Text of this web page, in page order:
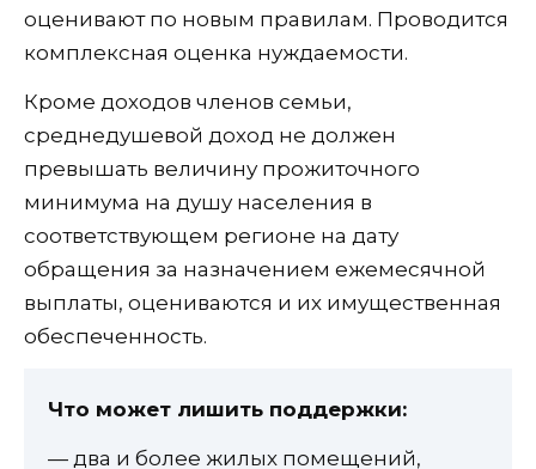
оценивают по новым правилам. Проводится
комплексная оценка нуждаемости.
Кроме доходов членов семьи,
среднедушевой доход не должен
превышать величину прожиточного
минимума на душу населения в
соответствующем регионе на дату
обращения за назначением ежемесячной
выплаты, оцениваются и их имущественная
обеспеченность.
Что может лишить поддержки:
— два и более жилых помещений,